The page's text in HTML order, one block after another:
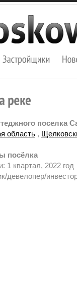
поселка
область ,
посёлка
1 квартал, 2022 год
девелопер/